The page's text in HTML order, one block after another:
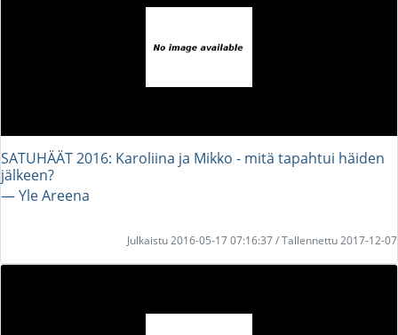
SATUHÄÄT 2016: Karoliina ja Mikko - mitä tapahtui häiden
jälkeen?
― Yle Areena
Julkaistu 2016-05-17 07:16:37 / Tallennettu 2017-12-07